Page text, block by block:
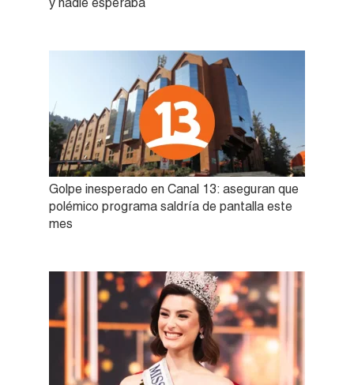
Golpe inesperado en Canal 13: aseguran que
polémico programa saldría de pantalla este
mes